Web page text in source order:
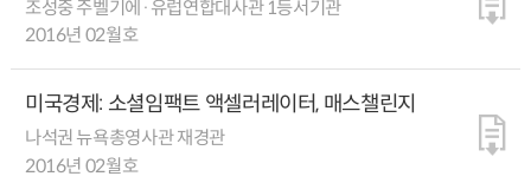
조성중 주벨기에·유럽연합대사관 1등서기관
2016년 02월호
미국경제: 소셜임팩트 액셀러레이터, 매스챌린지
나석권 뉴욕총영사관 재경관
2016년 02월호